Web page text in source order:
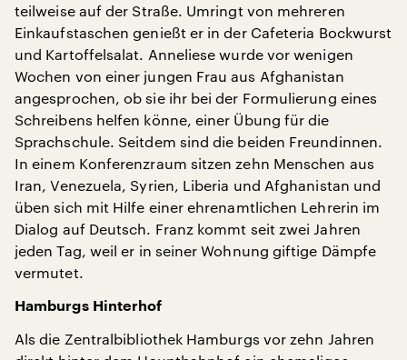
teilweise auf der Straße. Umringt von mehreren
Einkaufstaschen genießt er in der Cafeteria Bockwurst
und Kartoffelsalat. Anneliese wurde vor wenigen
Wochen von einer jungen Frau aus Afghanistan
angesprochen, ob sie ihr bei der Formulierung eines
Schreibens helfen könne, einer Übung für die
Sprachschule. Seitdem sind die beiden Freundinnen.
In einem Konferenzraum sitzen zehn Menschen aus
Iran, Venezuela, Syrien, Liberia und Afghanistan und
üben sich mit Hilfe einer ehrenamtlichen Lehrerin im
Dialog auf Deutsch. Franz kommt seit zwei Jahren
jeden Tag, weil er in seiner Wohnung giftige Dämpfe
vermutet.
Hamburgs Hinterhof
Als die Zentralbibliothek Hamburgs vor zehn Jahren